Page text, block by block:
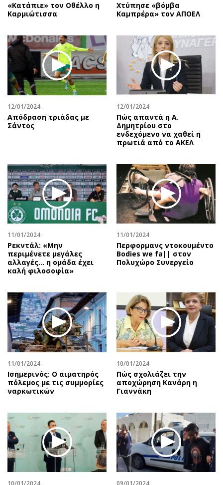
«Κατάπιε» τον Οθέλλο η
Καρμιώτισσα
Χτύπησε «βόμβα
Καμπρέρα» τον ΑΠΟΕΛ
12/01/2024
Απόδραση τριάδας με
Σάντος
12/01/2024
Πώς απαντά η Α.
Δημητρίου στο
ενδεχόμενο να χαθεί η
πρωτιά από το ΑΚΕΛ
11/01/2024
Ρεκντάλ: «Μην
περιμένετε μεγάλες
αλλαγές... η ομάδα έχει
καλή φιλοσοφία»
11/01/2024
Περφορμανς ντοκουμέντο
Bodies we fa|| στον
Πολυχώρο Συνεργείο
11/01/2024
Ισημερινός: O αιματηρός
πόλεμος με τις συμμορίες
ναρκωτικών
10/01/2024
Πώς σχολιάζει την
αποχώρηση Κανάρη η
Γιαννάκη
10/01/2024 09/01/2024